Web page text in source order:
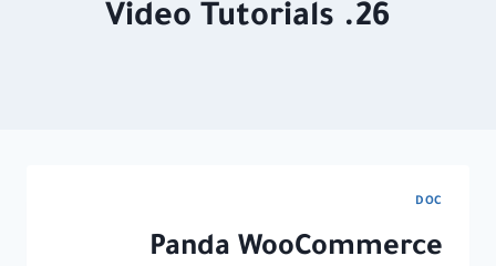
26. Video Tutorials
DOC
Panda WooCommerce